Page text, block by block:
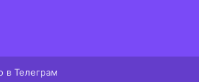
в Телеграм